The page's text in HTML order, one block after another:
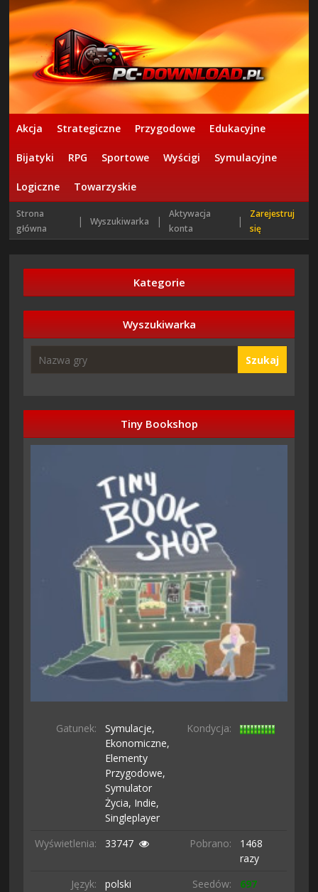
Akcja Strategiczne Przygodowe Edukacyjne
Bijatyki RPG Sportowe Wyścigi Symulacyjne
Logiczne Towarzyskie
Strona
główna
| Wyszukiwarka |
Aktywacja
konta
|
Zarejestruj
się
Kategorie
Wyszukiwarka
Szukaj
Tiny Bookshop
Gatunek:
Symulacje,
Ekonomiczne,
Elementy
Przygodowe,
Symulator
Życia, Indie,
Singleplayer
Kondycja:
Wyświetlenia: 33747 Pobrano:
1468
razy
Język:
polski Seedów:
697